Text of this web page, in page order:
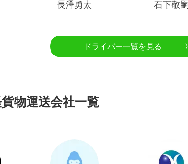
長澤勇太 石下敬嗣
ドライバー一覧を見る
物運送会社一覧